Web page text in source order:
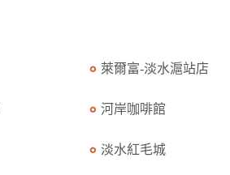
萊爾富-淡水滬站店
河岸咖啡館
淡水紅毛城